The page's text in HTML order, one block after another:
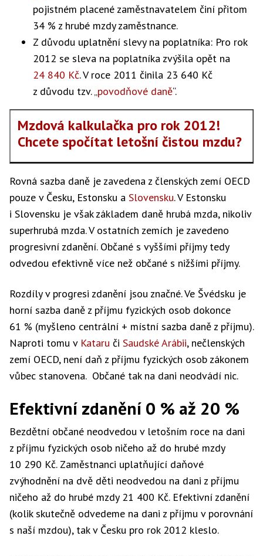
pojistném placené zaměstnavatelem činí přitom
34 % z hrubé mzdy zaměstnance.
Z důvodu uplatnění slevy na poplatníka: Pro rok
2012 se sleva na poplatníka zvýšila opět na
24 840 Kč. V roce 2011 činila 23 640 Kč
z důvodu tzv. „povodňové daně“.
Mzdová kalkulačka pro rok 2012!
Chcete spočítat letošní čistou mzdu?
Rovná sazba daně je zavedena z členských zemí OECD
pouze v Česku, Estonsku a Slovensku. V Estonsku
i Slovensku je však základem daně hrubá mzda, nikoliv
superhrubá mzda. V ostatních zemích je zavedeno
progresivní zdanění. Občané s vyššími příjmy tedy
odvedou efektivně více než občané s nižšími příjmy.
Rozdíly v progresi zdanění jsou značné. Ve Švédsku je
horní sazba daně z příjmu fyzických osob dokonce
61 % (myšleno centrální + místní sazba daně z příjmu).
Naproti tomu v Kataru či Saudské Arábii, nečlenských
zemí OECD, není daň z příjmu fyzických osob zákonem
vůbec stanovena. Občané tak na dani neodvádí nic.
Efektivní zdanění 0 % až 20 %
Bezdětní občané neodvedou v letošním roce na dani
z příjmu fyzických osob ničeho až do hrubé mzdy
10 290 Kč. Zaměstnanci uplatňující daňové
zvýhodnění na dvě děti neodvedou na dani z příjmu
ničeho až do hrubé mzdy 21 400 Kč. Efektivní zdanění
(kolik skutečně odvedeme na dani z příjmu v porovnání
s naší mzdou), tak v Česku pro rok 2012 kleslo.